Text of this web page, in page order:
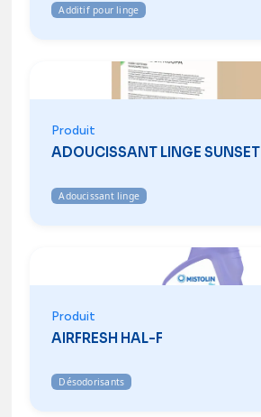
Additif pour linge
Produit
ADOUCISSANT LINGE SUNSET
Adoucissant linge
Produit
AIRFRESH HAL-F
Désodorisants